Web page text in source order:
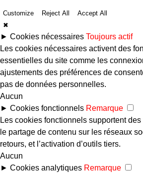
Customize Reject All
Accept All
✖
► Cookies nécessaires Toujours actif
Les cookies nécessaires activent des
essentielles du site comme les
ajustements des préférences de
pas de données personnelles.
Aucun
► Cookies fonctionnels Remarque
Les cookies fonctionnels supportent
le partage de contenu sur les réseaux
retours, et l’activation d’outils tiers.
Aucun
► Cookies analytiques Remarque